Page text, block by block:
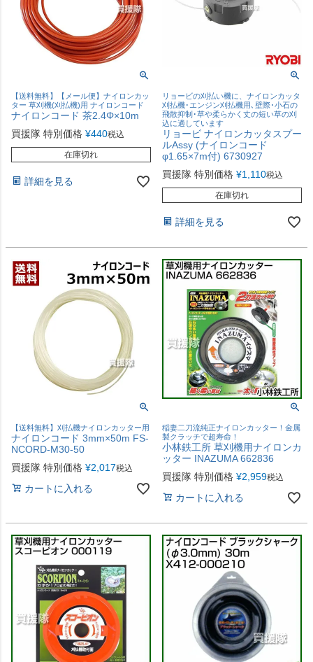
【送料無料】【メール便】ナイロンカッ
ター 草刈機(刈払機)用 ナイロンコード
ナイロンコード 茶2.4Φ×10m
買援隊 特別価格 ¥440税込
在庫切れ
詳細を見る
リョービの刈払い機に、ナイロンカッタ
刈払機･エンジン刈払機用､壁際･小石の
飛散抑制･草や柔らかく丈の短い草の刈
込に適しています
リョービ ナイロンカッタスプー
ルAssy (ナイロンコード
φ1.65×7m付) 6730927
買援隊 特別価格 ¥1,110税込
在庫切れ
詳細を見る
【送料無料】刈払機ナイロンカッター用
ナイロンコード 3mm×50m FS-
NCORD-M30-50
買援隊 特別価格 ¥2,017税込
カートに入れる
稲妻二刀流純正ナイロンカッター！金属
製クラッチで超寿命！
小林鉄工所 草刈機用ナイロンカ
ッター INAZUMA 662836
買援隊 特別価格 ¥2,959税込
カートに入れる